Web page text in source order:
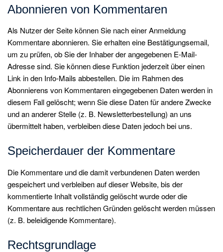
Abonnieren von Kommentaren
Als Nutzer der Seite können Sie nach einer Anmeldung
Kommentare abonnieren. Sie erhalten eine Bestätigungsemail,
um zu prüfen, ob Sie der Inhaber der angegebenen E-Mail-
Adresse sind. Sie können diese Funktion jederzeit über einen
Link in den Info-Mails abbestellen. Die im Rahmen des
Abonnierens von Kommentaren eingegebenen Daten werden in
diesem Fall gelöscht; wenn Sie diese Daten für andere Zwecke
und an anderer Stelle (z. B. Newsletterbestellung) an uns
übermittelt haben, verbleiben diese Daten jedoch bei uns.
Speicherdauer der Kommentare
Die Kommentare und die damit verbundenen Daten werden
gespeichert und verbleiben auf dieser Website, bis der
kommentierte Inhalt vollständig gelöscht wurde oder die
Kommentare aus rechtlichen Gründen gelöscht werden müssen
(z. B. beleidigende Kommentare).
Rechtsgrundlage